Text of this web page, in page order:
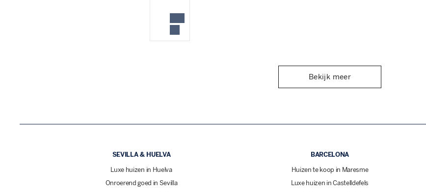
Bekijk meer
SEVILLA & HUELVA
Luxe huizen in Huelva
Onroerend goed in Sevilla
BARCELONA
Huizen te koop in Maresme
Luxe huizen in Castelldefels